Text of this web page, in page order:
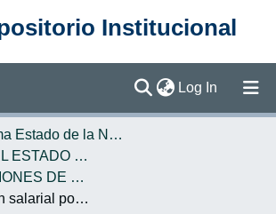
Institucional
Log In (current)
Programa Estado de la Nación (PEN)
INFORME DEL ESTADO DE LA NACION
INVESTIGACIONES DE BASE EN
Discriminación salarial por motivo de género en Costa Rica